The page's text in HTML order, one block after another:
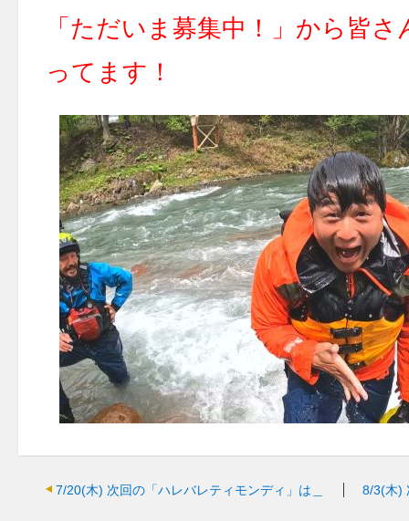
「ただいま募集中！」から皆
ってます！
7/20(木) 次回の「ハレバレティモンディ」は＿ 8/3(木)